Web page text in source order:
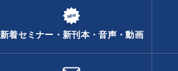
新着セミナー・新刊本・音声・動画